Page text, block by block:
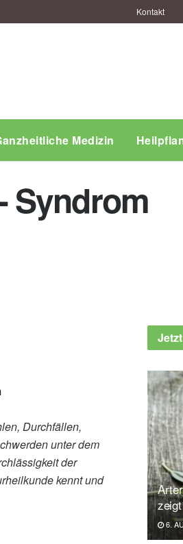
Kontakt
Medizin
Syndrom
Durchfällen,
unter dem
der
kennt und
6.